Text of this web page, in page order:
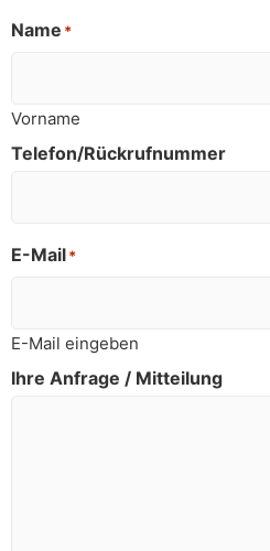
Name *
Vorname
Telefon/Rückrufnummer
E-Mail*
E-Mail eingeben
Ihre Anfrage / Mitteilung